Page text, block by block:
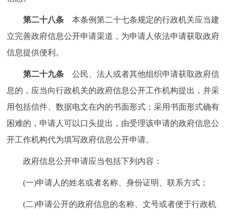
第二十八条 本条例第二十七条规定的行政机关应当建
立完善政府信息公开申请渠道，为申请人依法申请获取政府
信息提供便利。
第二十九条 公民、法人或者其他组织申请获取政府信
息的，应当向行政机关的政府信息公开工作机构提出，并采
用包括信件、数据电文在内的书面形式；采用书面形式确有
困难的，申请人可以口头提出，由受理该申请的政府信息公
开工作机构代为填写政府信息公开申请。
政府信息公开申请应当包括下列内容：
(一)申请人的姓名或者名称、身份证明、联系方式；
(二)申请公开的政府信息的名称、文号或者便于行政机